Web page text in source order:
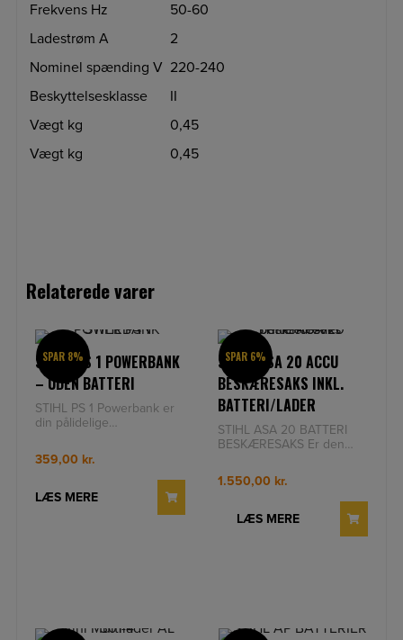
Frekvens Hz
50-60
Ladestrøm A
2
Nominel spænding V 220-240
Beskyttelsesklasse
II
Vægt kg
0,45
Vægt kg
0,45
Relaterede varer
SPAR 8%
STIHL PS 1 POWERBANK
– UDEN BATTERI
STIHL PS 1 Powerbank er
din pålidelige
du er på arbejde, i skoven
eller på
359,00 kr.
LÆS MERE
SPAR 6%
STIHL ASA 20 ACCU
BESKÆRESAKS INKL.
BATTERI/LADER
STIHL ASA 20 BATTERI
BESKÆRESAKS Er den
ønsker nem og effektiv
beskær
1.550,00 kr.
LÆS MERE